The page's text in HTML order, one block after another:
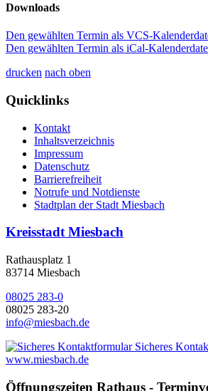
Downloads
Den gewählten Termin als VCS-
Den gewählten Termin als iCal-
drucken nach oben
Quicklinks
Kontakt
Inhaltsverzeichnis
Impressum
Datenschutz
Barrierefreiheit
Notrufe und Notdienste
Stadtplan der Stadt Miesbach
Kreisstadt Miesbach
Rathausplatz 1
83714 Miesbach
08025 283-0
08025 283-20
info@miesbach.de
Sicheres
www.miesbach.de
Öffnungszeiten Rathaus -